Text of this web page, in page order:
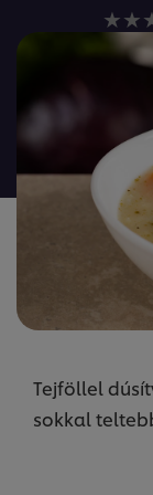
Tejföllel
sokkal